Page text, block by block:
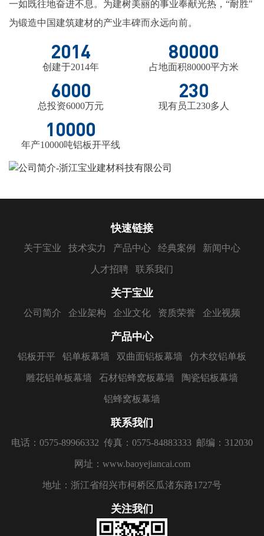
一如既往地奋进不息。为建树美丽的事业奉献光热，“耐胜"
为锻造中国建筑建材的产业丰碑而永远向前。
2014
创建于2014年
80000
占地面积80000平方米
6000
总投资6000万元
230
现有员工230多人
10000
年产10000吨铝板开平线
快速链接
关于宝业 技术实力 产品中心 经典案例 新闻中心
人才招聘 联系我们
关于宝业
公司简介 企业架构 企业文化 资质荣誉 企业视频
产品中心
铝板开平 铝单板幕墙 双曲面铝板幕墙 仿木纹铝单板
雕花铝单板幕墙 石材铝蜂窝板幕墙 陶瓷铝板幕墙
铝蜂窝板幕墙
联系我们
电话：0575-89966332 传真：0575-84883333 邮编：312030
网址：www.baoyejiancai.com
地址：浙江省绍兴市柯桥区瓜渚东路1727号
关注我们